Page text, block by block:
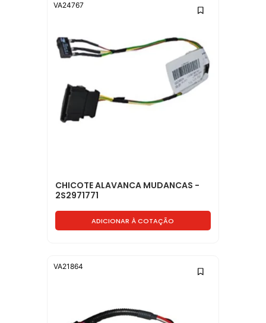
CHICOTE ALAVANCA MUDANCAS -
2S2971771
ADICIONAR À COTAÇÃO
VA24767
VA21864